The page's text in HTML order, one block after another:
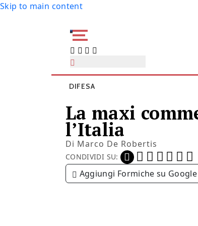
Skip to main content
DIFESA
La maxi
l’Italia
Di Marco De Robertis
CONDIVIDI SU:
Aggiungi Formiche su Google